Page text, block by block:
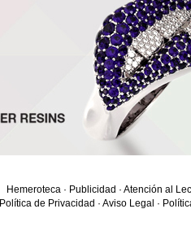
Hemeroteca · Publicidad · Atención al
Política de Privacidad · Aviso Legal ·